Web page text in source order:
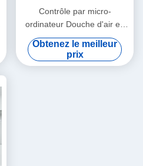
Contrôle par micro-
ordinateur Douche d'air en
salle blanche Système
simple double avec système
de verrouillage fournissant
Obtenez le meilleur
prix